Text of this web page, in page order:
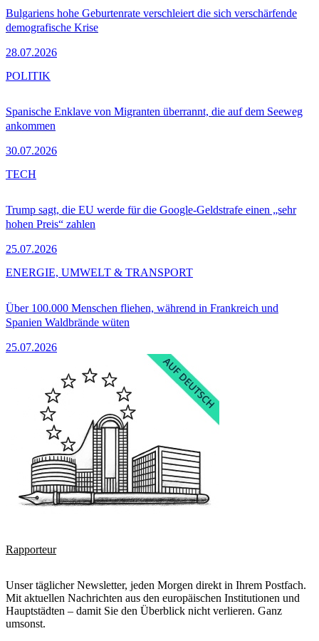
Bulgariens hohe Geburtenrate verschleiert die sich verschärfende
demografische Krise
28.07.2026
Spanische Enklave von Migranten überrannt, die auf dem Seeweg
ankommen
30.07.2026
POLITIK
Trump sagt, die EU werde für die Google-Geldstrafe einen „sehr
hohen Preis“ zahlen
25.07.2026
TECH
Über 100.000 Menschen fliehen, während in Frankreich und
Spanien Waldbrände wüten
25.07.2026
ENERGIE, UMWELT & TRANSPORT
Rapporteur
Unser täglicher Newsletter, jeden Morgen direkt in Ihrem Postfach.
Mit aktuellen Nachrichten aus den europäischen Institutionen und
Hauptstädten – damit Sie den Überblick nicht verlieren. Ganz
umsonst.